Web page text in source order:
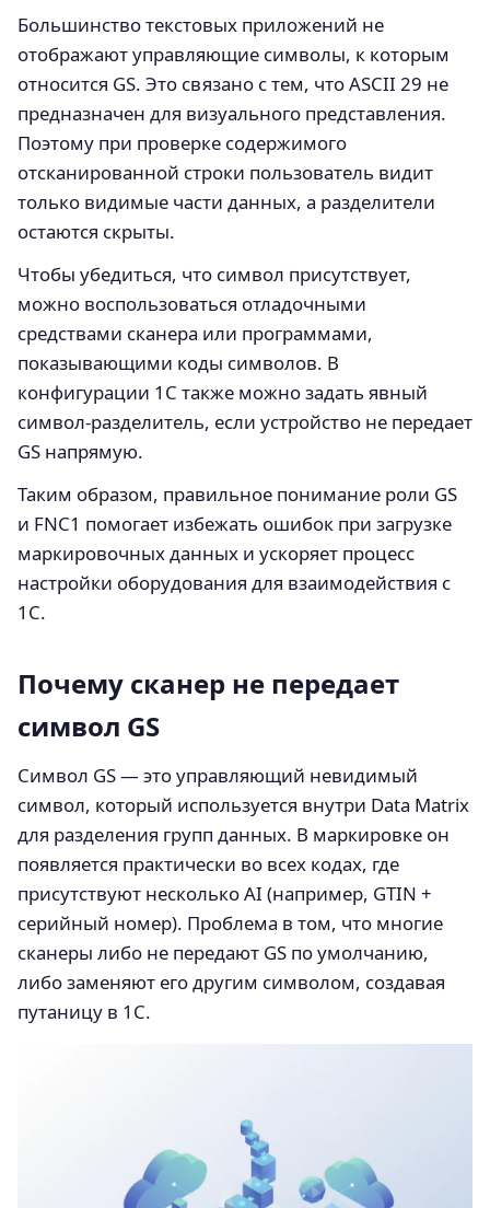
Большинство текстовых приложений не
отображают управляющие символы, к которым
относится GS. Это связано с тем, что ASCII 29 не
предназначен для визуального представления.
Поэтому при проверке содержимого
отсканированной строки пользователь видит
только видимые части данных, а разделители
остаются скрыты.
Чтобы убедиться, что символ присутствует,
можно воспользоваться отладочными
средствами сканера или программами,
показывающими коды символов. В
конфигурации 1С также можно задать явный
символ-разделитель, если устройство не передает
GS напрямую.
Таким образом, правильное понимание роли GS
и FNC1 помогает избежать ошибок при загрузке
маркировочных данных и ускоряет процесс
настройки оборудования для взаимодействия с
1С.
Почему сканер не передает
символ GS
Символ GS — это управляющий невидимый
символ, который используется внутри Data Matrix
для разделения групп данных. В маркировке он
появляется практически во всех кодах, где
присутствуют несколько AI (например, GTIN +
серийный номер). Проблема в том, что многие
сканеры либо не передают GS по умолчанию,
либо заменяют его другим символом, создавая
путаницу в 1С.